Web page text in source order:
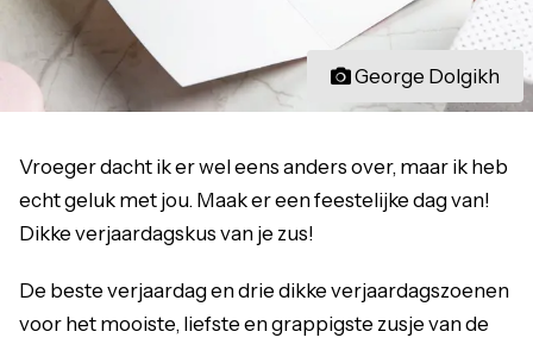
George Dolgikh
Vroeger dacht ik er wel eens anders over, maar ik heb
echt geluk met jou. Maak er een feestelijke dag van!
Dikke verjaardagskus van je zus!
De beste verjaardag en drie dikke verjaardagszoenen
voor het mooiste, liefste en grappigste zusje van de